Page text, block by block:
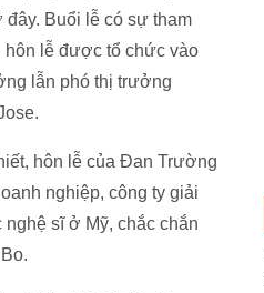
đây. Buổi lễ có sự tham
hôn lễ được tổ chức vào
lẫn phó thị trưởng
hôn lễ của Đan Trường
nghiệp, công ty giải
sĩ ở Mỹ, chắc chắn